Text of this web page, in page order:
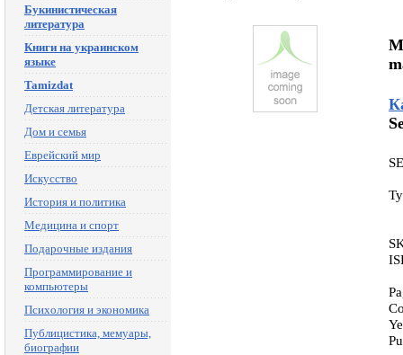
Букинистическая
литература
Книги на украинском
языке
Tamizdat
Детская литература
Дом и семья
Еврейский мир
Искусство
История и политика
Медицина и спорт
Подарочные издания
Программирование и
компьютеры
Психология и экономика
Публицистика, мемуары,
биографии